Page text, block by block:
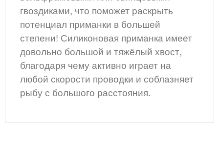
гвоздиками, что поможет раскрыть
потенциал приманки в большей
степени! Силиконовая приманка имеет
довольно большой и тяжёлый хвост,
благодаря чему активно играет на
любой скорости проводки и соблазняет
рыбу с большого расстояния.